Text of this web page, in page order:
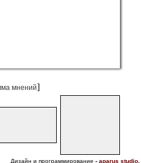
мнений]
Дизайн и программирование - aparus studio